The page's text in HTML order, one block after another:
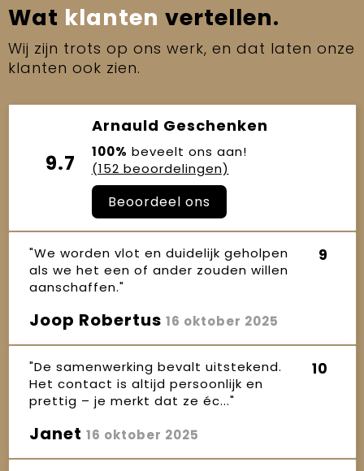
Wat klanten vertellen.
Wij zijn trots op ons werk, en dat laten onze
klanten ook zien.
9.7
Arnauld Geschenken
100% beveelt ons aan!
(152 beoordelingen)
Beoordeel ons
"We worden vlot en duidelijk geholpen
als we het een of ander zouden willen
aanschaffen."
9
Joop Robertus 16 oktober 2025
"De samenwerking bevalt uitstekend.
Het contact is altijd persoonlijk en
prettig – je merkt dat ze éc..."
10
Janet 16 oktober 2025